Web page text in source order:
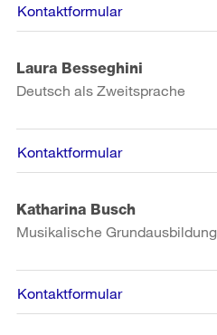
Kontaktformular
Laura Besseghini
Deutsch als Zweitsprache
Kontaktformular
Katharina Busch
Musikalische Grundausbildung
Kontaktformular